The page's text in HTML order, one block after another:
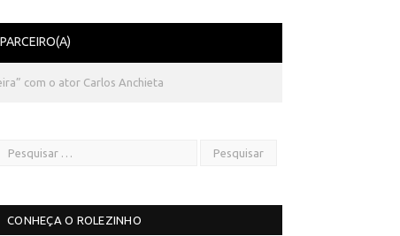
com o ator Carlos Anchieta
CONHEÇA O ROLEZINHO